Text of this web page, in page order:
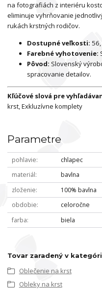
na fotografiách z interiéru
eliminuje vyhrňovanie
rukách krstných rodičov.
Dostupné veľkosti:
Farebné vyhotovenie:
Pôvod: Slovenský
spracovanie detailov.
Kľúčové slová pre
krst, Exkluzívne komplety
Parametre
pohlavie
chlapec
materiál
bavlna
zloženie
100% bavlna
obdobie
celoročne
farba
biela
Tovar zaradený v
Oblečenie na krst
Obleky na krst